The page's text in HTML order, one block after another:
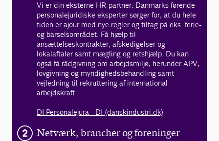
Vi er din eksterne HR-partner. Danmarks førende
personalejuridiske eksperter sørger for, at du hele
tiden er ajour med nye regler og tiltag på eks. ferie-
og barselsområdet. Få hjælp til
ansættelseskontrakter, afskedigelser og
lokalaftaler samt mægling og retshjælp. Du kan
også få rådgivning om arbejdsmiljø, herunder APV,
lovgivning og myndighedsbehandling samt
vejledning til rekruttering af international
arbejdskraft.
DI Personalejura - DI (danskindustri.dk)
Netværk, brancher og foreninger